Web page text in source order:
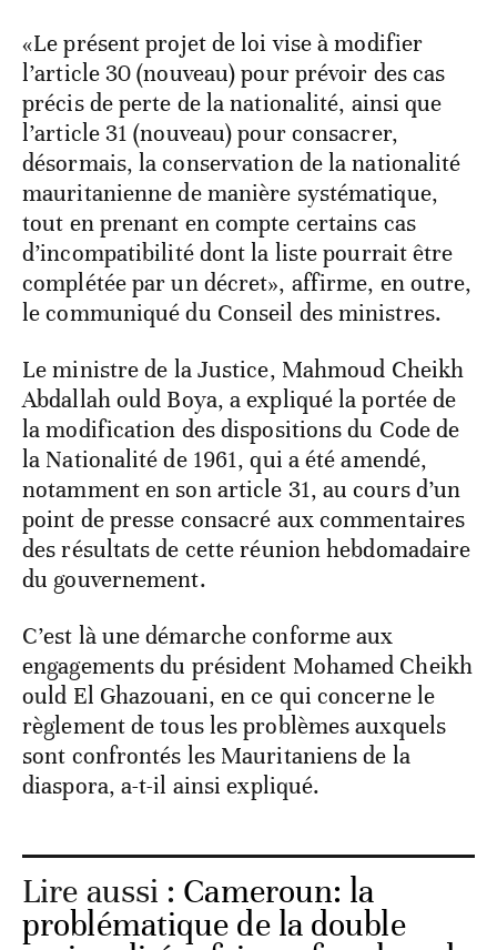
«Le présent projet de loi vise à modifier
l’article 30 (nouveau) pour prévoir des cas
précis de perte de la nationalité, ainsi que
l’article 31 (nouveau) pour consacrer,
désormais, la conservation de la nationalité
mauritanienne de manière systématique,
tout en prenant en compte certains cas
d’incompatibilité dont la liste pourrait être
complétée par un décret», affirme, en outre,
le communiqué du Conseil des ministres.
Le ministre de la Justice, Mahmoud Cheikh
Abdallah ould Boya, a expliqué la portée de
la modification des dispositions du Code de
la Nationalité de 1961, qui a été amendé,
notamment en son article 31, au cours d’un
point de presse consacré aux commentaires
des résultats de cette réunion hebdomadaire
du gouvernement.
C’est là une démarche conforme aux
engagements du président Mohamed Cheikh
ould El Ghazouani, en ce qui concerne le
règlement de tous les problèmes auxquels
sont confrontés les Mauritaniens de la
diaspora, a-t-il ainsi expliqué.
Lire aussi : Cameroun: la
problématique de la double